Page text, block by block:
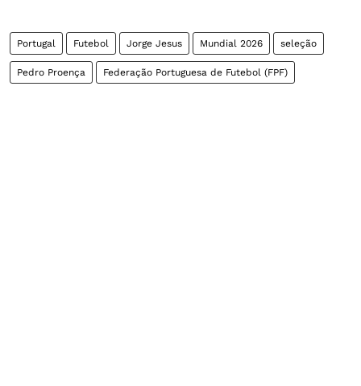
Portugal Futebol Jorge Jesus Mundial 2026 seleção
Pedro Proença Federação Portuguesa de Futebol (FPF)